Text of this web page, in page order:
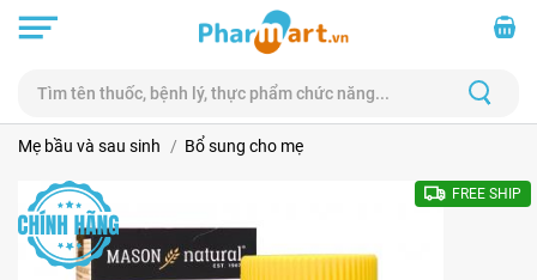
Mẹ bầu và sau sinh Bổ sung cho mẹ
FREE SHIP